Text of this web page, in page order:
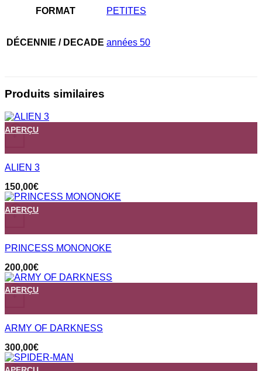
FORMAT PETITES
DÉCENNIE / DECADE années 50
Produits similaires
+
APERÇU
ALIEN 3
150,00€
+
APERÇU
PRINCESS MONONOKE
200,00€
+
APERÇU
ARMY OF DARKNESS
300,00€